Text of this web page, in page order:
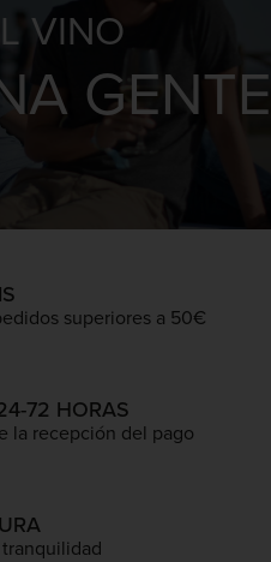
VINO
GENTE
superiores a 50€
72 HORAS
la recepción del pago